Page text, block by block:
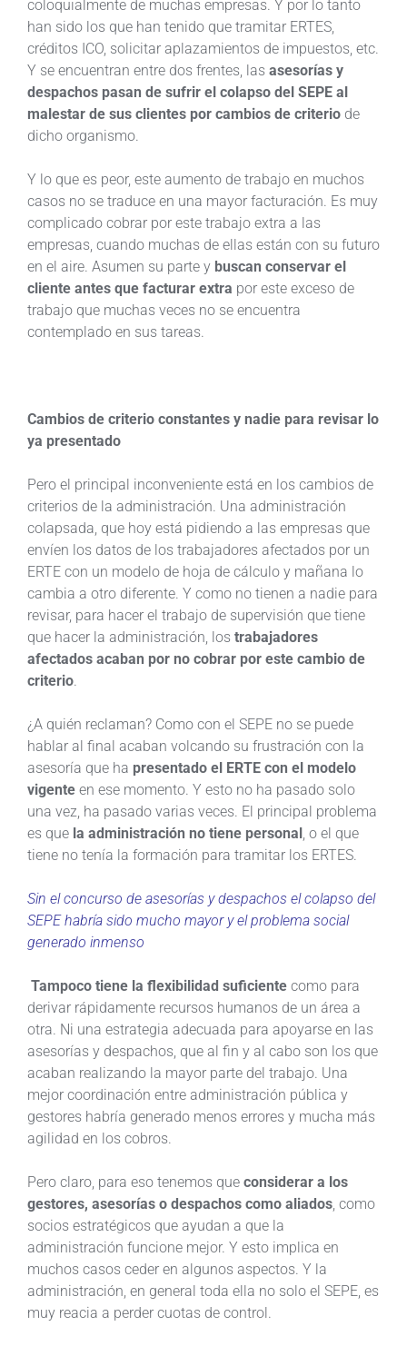
coloquialmente de muchas empresas. Y por lo tanto
han sido los que han tenido que tramitar ERTES,
créditos ICO, solicitar aplazamientos de impuestos, etc.
Y se encuentran entre dos frentes, las asesorías y
despachos pasan de sufrir el colapso del SEPE al
malestar de sus clientes por cambios de criterio de
dicho organismo.
Y lo que es peor, este aumento de trabajo en muchos
casos no se traduce en una mayor facturación. Es muy
complicado cobrar por este trabajo extra a las
empresas, cuando muchas de ellas están con su futuro
en el aire. Asumen su parte y buscan conservar el
cliente antes que facturar extra por este exceso de
trabajo que muchas veces no se encuentra
contemplado en sus tareas.
Cambios de criterio constantes y nadie para revisar lo
ya presentado
Pero el principal inconveniente está en los cambios de
criterios de la administración. Una administración
colapsada, que hoy está pidiendo a las empresas que
envíen los datos de los trabajadores afectados por un
ERTE con un modelo de hoja de cálculo y mañana lo
cambia a otro diferente. Y como no tienen a nadie para
revisar, para hacer el trabajo de supervisión que tiene
que hacer la administración, los trabajadores
afectados acaban por no cobrar por este cambio de
criterio.
¿A quién reclaman? Como con el SEPE no se puede
hablar al final acaban volcando su frustración con la
asesoría que ha presentado el ERTE con el modelo
vigente en ese momento. Y esto no ha pasado solo
una vez, ha pasado varias veces. El principal problema
es que la administración no tiene personal , o el que
tiene no tenía la formación para tramitar los ERTES.
Sin el concurso de asesorías y despachos el colapso del
SEPE habría sido mucho mayor y el problema social
generado inmenso
Tampoco tiene la flexibilidad suficiente como para
derivar rápidamente recursos humanos de un área a
otra. Ni una estrategia adecuada para apoyarse en las
asesorías y despachos, que al fin y al cabo son los que
acaban realizando la mayor parte del trabajo. Una
mejor coordinación entre administración pública y
gestores habría generado menos errores y mucha más
agilidad en los cobros.
Pero claro, para eso tenemos que considerar a los
gestores, asesorías o despachos como aliados , como
socios estratégicos que ayudan a que la
administración funcione mejor. Y esto implica en
muchos casos ceder en algunos aspectos. Y la
administración, en general toda ella no solo el SEPE, es
muy reacia a perder cuotas de control.